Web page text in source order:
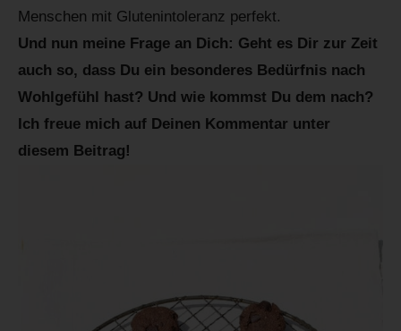
Menschen mit Glutenintoleranz perfekt.
Und nun meine Frage an Dich: Geht es Dir zur Zeit
auch so, dass Du ein besonderes Bedürfnis nach
Wohlgefühl hast? Und wie kommst Du dem nach?
Ich freue mich auf Deinen Kommentar unter
diesem Beitrag!